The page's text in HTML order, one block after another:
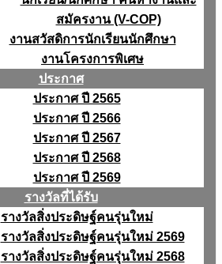
สมัครงาน (V-COP)
งานสวัสดิการนักเรียนนักศึกษา
งานโครงการพิเศษ
ประกาศ
ประกาศ ปี 2565
ประกาศ ปี 2566
ประกาศ ปี 2567
ประกาศ ปี 2568
ประกาศ ปี 2569
รางวัลที่ได้รับ
รางวัลสิ่งประดิษฐ์คนรุ่นใหม่
รางวัลสิ่งประดิษฐ์คนรุ่นใหม่ 2569
รางวัลสิ่งประดิษฐ์คนรุ่นใหม่ 2568